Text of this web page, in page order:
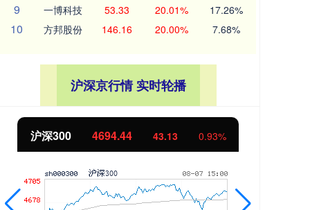
9 一博科技 53.33 20.01% 17.26%
10 方邦股份 146.16 20.00% 7.68%
沪深京行情 实时轮播
沪深300 4694.44 43.13 0.93%